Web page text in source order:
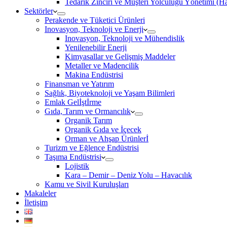
Tedarik Zinciri ve Müşteri Yolculuğu Yönetimi
Sektörler
Perakende ve Tüketici Ürünleri
Inovasyon, Teknoloji ve Enerji
Inovasyon, Teknoloji ve Mühendislik
Yenilenebilir Enerji
Kimyasallar ve Gelişmiş Maddeler
Metaller ve Madencilik
Makina Endüstrisi
Finansman ve Yatırım
Sağlık, Biyoteknoloji ve Yaşam Bilimleri
Emlak Gelİştİrme
Gıda, Tarım ve Ormancılık
Organik Tarım
Organik Gıda ve İçecek
Orman ve Ahşap Ürünlerİ
Turizm ve Eğlence Endüstrisi
Taşıma Endüstrisi
Lojistik
Kara – Demir – Deniz Yolu – Havacılık
Kamu ve Sivil Kuruluşları
Makaleler
İletişim